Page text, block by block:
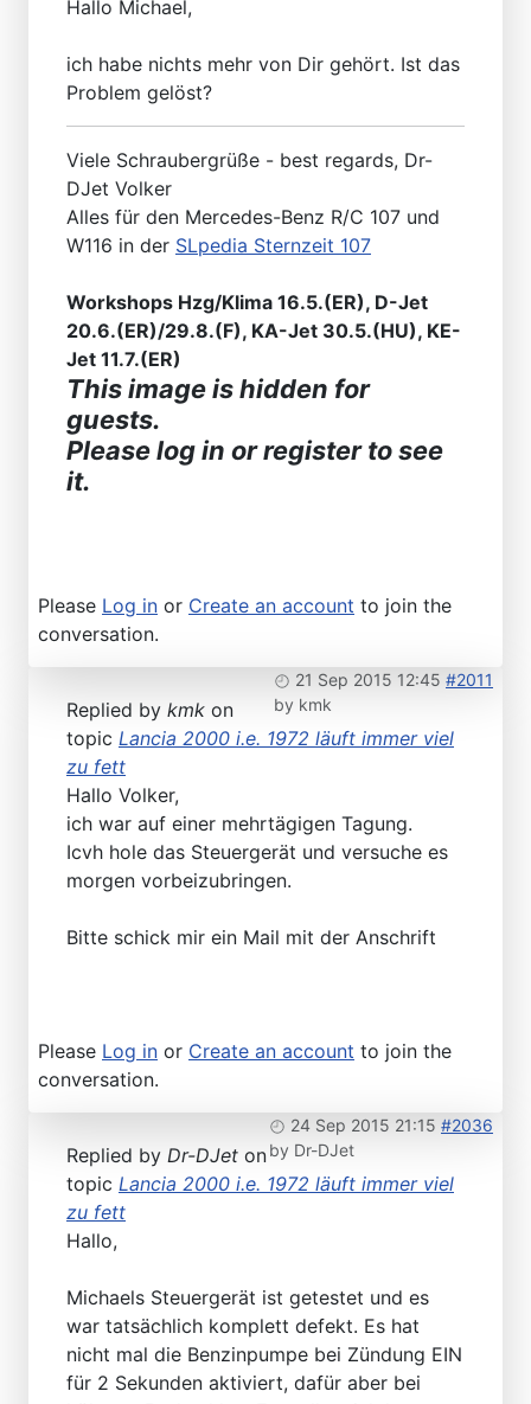
Hallo Michael,
ich habe nichts mehr von Dir gehört. Ist das
Problem gelöst?
Viele Schraubergrüße - best regards, Dr-
DJet Volker
Alles für den Mercedes-Benz R/C 107 und
W116 in der SLpedia Sternzeit 107
Workshops Hzg/Klima 16.5.(ER), D-Jet
20.6.(ER)/29.8.(F), KA-Jet 30.5.(HU), KE-
Jet 11.7.(ER)
This image is hidden for
guests.
Please log in or register to see
it.
Please Log in or Create an account to join the
conversation.
21 Sep 2015 12:45 #2011
by kmk
Replied by kmk on
topic Lancia 2000 i.e. 1972 läuft immer viel
zu fett
Hallo Volker,
ich war auf einer mehrtägigen Tagung.
Icvh hole das Steuergerät und versuche es
morgen vorbeizubringen.
Bitte schick mir ein Mail mit der Anschrift
Please Log in or Create an account to join the
conversation.
24 Sep 2015 21:15 #2036
by Dr-DJet
Replied by Dr-DJet on
topic Lancia 2000 i.e. 1972 läuft immer viel
zu fett
Hallo,
Michaels Steuergerät ist getestet und es
war tatsächlich komplett defekt. Es hat
nicht mal die Benzinpumpe bei Zündung EIN
für 2 Sekunden aktiviert, dafür aber bei